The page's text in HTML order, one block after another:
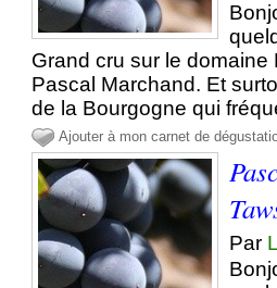
Grand cru sur le
Pascal Marchand. Et
de la Bourgogne qui
Ajouter à mon carnet de
Par